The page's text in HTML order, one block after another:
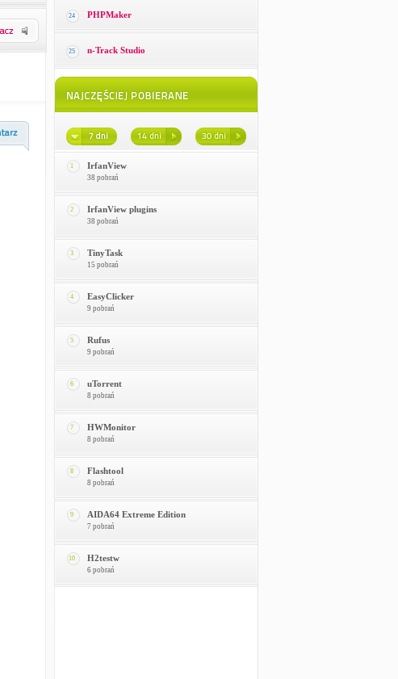
24 PHPMaker
25 n-Track Studio
1 IrfanView
38 pobrań
2 IrfanView plugins
38 pobrań
3 TinyTask
15 pobrań
4 EasyClicker
9 pobrań
5 Rufus
9 pobrań
6 uTorrent
8 pobrań
7 HWMonitor
8 pobrań
8 Flashtool
8 pobrań
9 AIDA64 Extreme Edition
7 pobrań
10 H2testw
6 pobrań